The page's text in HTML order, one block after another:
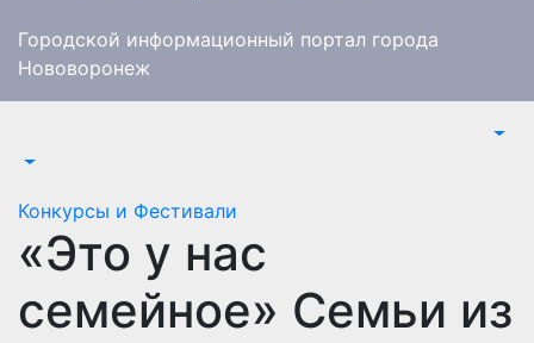
Городской информационный портал города
Нововоронеж
Конкурсы и Фестивали
«Это у нас
семейное» Семьи из